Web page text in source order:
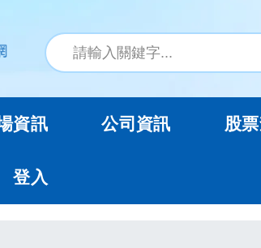
資訊 公司資訊 股
登入